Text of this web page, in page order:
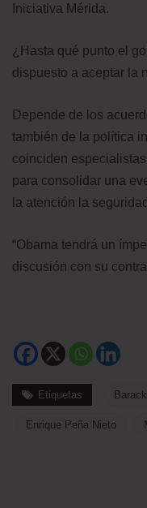
Iniciativa Mérida.
¿Hasta qué punto el
dispuesto a aceptar la
Depende de los
también de la política
coinciden
para consolidar una
la atención la
“Obama tendrá un
discusión con su
Etiquetas
Enrique Peña Nieto